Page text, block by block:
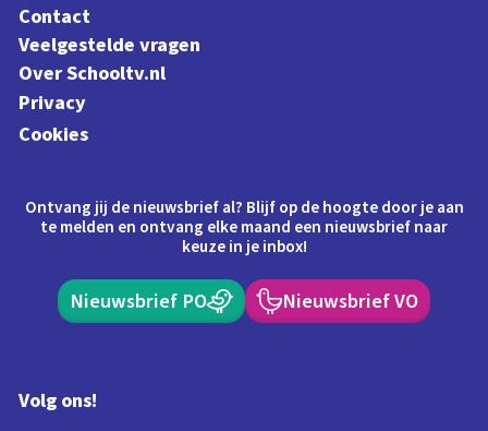
Contact
Veelgestelde vragen
Over Schooltv.nl
Privacy
Cookies
Ontvang jij de nieuwsbrief al? Blijf op de hoogte door je aan
te melden en ontvang elke maand een nieuwsbrief naar
keuze in je inbox!
Nieuwsbrief PO Nieuwsbrief VO
Volg ons!